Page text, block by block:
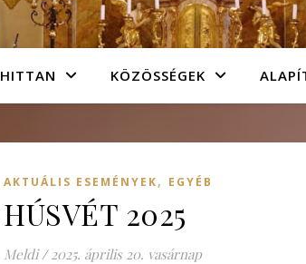
HITTAN KÖZÖSSÉGEK
AKTUÁLIS ESEMÉNYEK, EGYÉB
HÚSVÉT 2025
Meldi / 2025. április 20. vasárnap